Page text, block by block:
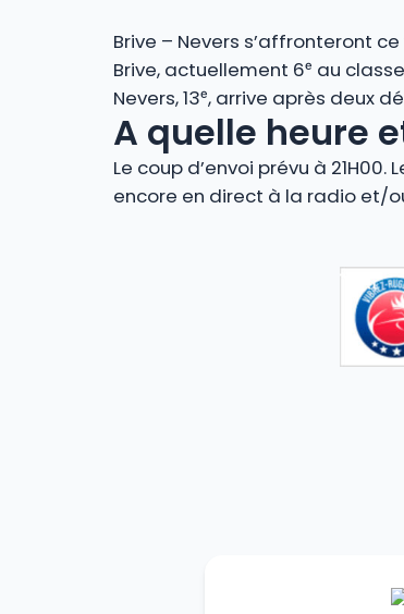
Brive – Nevers s’affronteront
Brive, actuellement 6ᵉ au
Nevers, 13ᵉ, arrive après deux
A quelle heure
Le coup d’envoi prévu à
encore en direct à la radio et/